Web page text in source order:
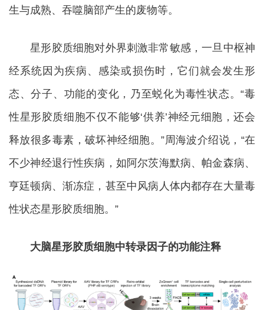
生与成熟、吞噬脑部产生的废物等。
星形胶质细胞对外界刺激非常敏感，一旦中枢神
经系统因为疾病、感染或损伤时，它们就会发生形
态、分子、功能的变化，乃至蜕化为毒性状态。“毒
性星形胶质细胞不仅不能够‘供养’神经元细胞，还会
释放很多毒素，破坏神经细胞。”周海波介绍说，“在
不少神经退行性疾病，如阿尔茨海默病、帕金森病、
亨廷顿病、渐冻症，甚至中风病人体内都存在大量毒
性状态星形胶质细胞。”
大脑星形胶质细胞中转录因子的功能注释